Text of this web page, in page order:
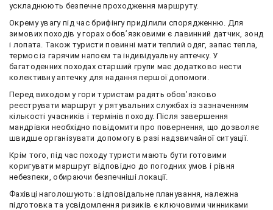
ускладнюють безпечне проходження маршруту.
Окрему увагу під час брифінгу приділили спорядженню. Для
зимових походів у горах обов’язковими є лавинний датчик, зонд
і лопата. Також туристи повинні мати теплий одяг, запас тепла,
термос із гарячим напоєм та індивідуальну аптечку. У
багатоденних походах старший групи має додатково нести
колективну аптечку для надання першої допомоги.
Перед виходом у гори туристам радять обов’язково
реєструвати маршрут у рятувальних службах із зазначенням
кількості учасників і термінів походу. Після завершення
мандрівки необхідно повідомити про повернення, що дозволяє
швидше організувати допомогу в разі надзвичайної ситуації.
Крім того, під час походу туристи мають бути готовими
коригувати маршрут відповідно до погодних умов і рівня
небезпеки, обираючи безпечніші локації.
Фахівці наголошують: відповідальне планування, належна
підготовка та усвідомлення ризиків є ключовими чинниками